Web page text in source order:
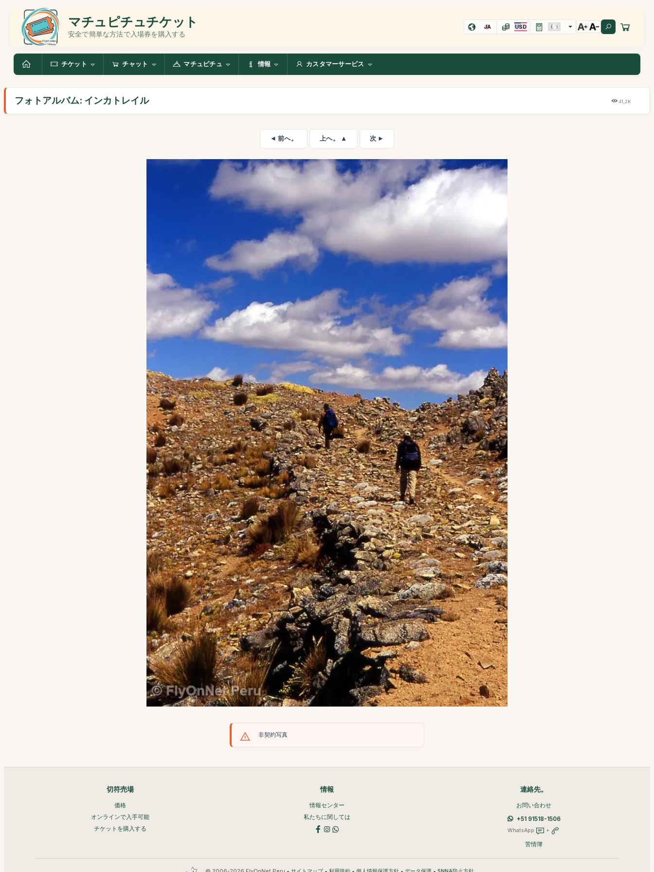
マチュピチュチケット
安全で簡単な方法で入場券を購入する
JA USD
チケット チャット マチュピチュ 情報 カスタマーサービス
フォトアルバム: インカトレイル 41,2K
◄ 前へ。 上へ。 ▲ 次 ►
非契約写真
切符売場
価格
オンラインで入手可能
チケットを購入する
情報
情報センター
私たちに関しては
連絡先。
お問い合わせ
+51 91518-1506
WhatsApp +
苦情簿